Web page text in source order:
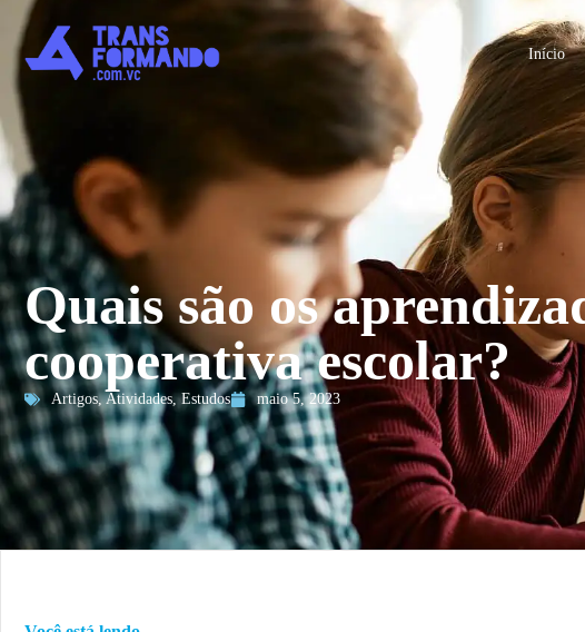
Início
Quais são os
cooperativa escolar?
Artigos,Atividades,Estudos maio 5, 2023